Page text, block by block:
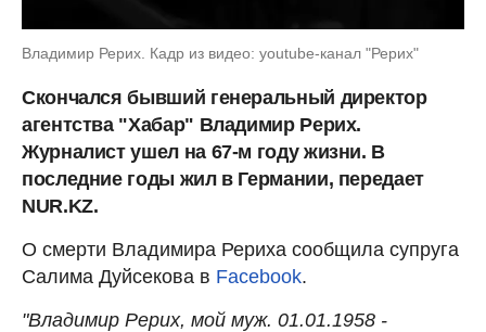
Владимир Рерих. Кадр из видео: youtube-канал "Рерих"
Скончался бывший генеральный директор
агентства "Хабар" Владимир Рерих.
Журналист ушел на 67-м году жизни. В
последние годы жил в Германии, передает
NUR.KZ.
О смерти Владимира Рериха сообщила супруга
Салима Дуйсекова в Facebook.
"Владимир Рерих, мой муж. 01.01.1958 -